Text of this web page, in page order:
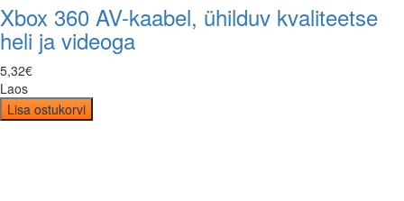
Xbox 360 AV-kaabel, ühilduv kvaliteetse
heli ja videoga
5,32€
Laos
Lisa ostukorvi